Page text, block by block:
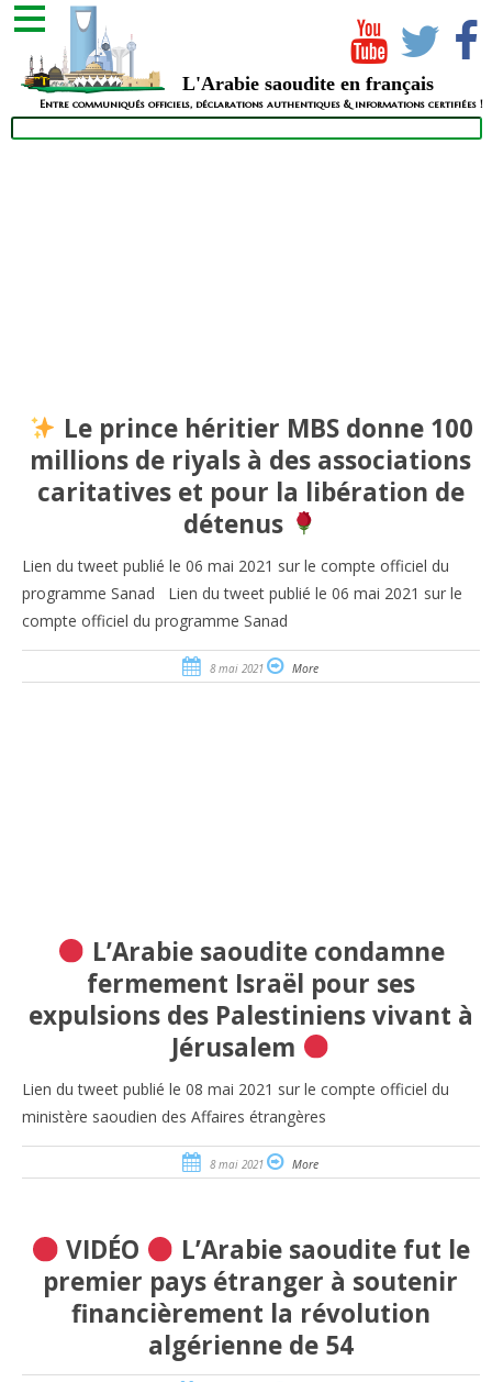
L'Arabie saoudite en français
Entre communiqués officiels, déclarations authentiques & informations certifiées !
Le prince héritier MBS donne 100
millions de riyals à des associations
caritatives et pour la libération de
détenus
Lien du tweet publié le 06 mai 2021 sur le compte officiel du
programme Sanad Lien du tweet publié le 06 mai 2021 sur le
compte officiel du programme Sanad
8 mai 2021 More
L’Arabie saoudite condamne
fermement Israël pour ses
expulsions des Palestiniens vivant à
Jérusalem
Lien du tweet publié le 08 mai 2021 sur le compte officiel du
ministère saoudien des Affaires étrangères
8 mai 2021 More
VIDÉO
L’Arabie saoudite fut le
premier pays étranger à soutenir
financièrement la révolution
algérienne de 54